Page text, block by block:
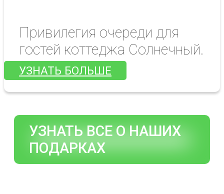
Привилегия очереди для
гостей коттеджа Солнечный.
УЗНАТЬ БОЛЬШЕ
УЗНАТЬ ВСЕ О НАШИХ
ПОДАРКАХ